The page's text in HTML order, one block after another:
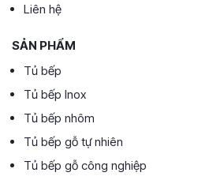
Liên hệ
SẢN PHẨM
Tủ bếp
Tủ bếp Inox
Tủ bếp nhôm
Tủ bếp gỗ tự nhiên
Tủ bếp gỗ công nghiệp